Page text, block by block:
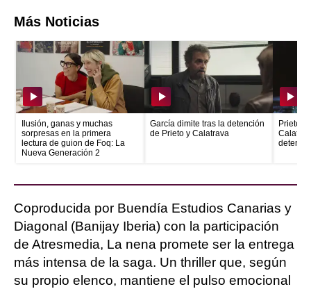
Más Noticias
Ilusión, ganas y muchas
sorpresas en la primera
lectura de guion de Foq: La
Nueva Generación 2
García dimite tras la detención
de Prieto y Calatrava
Prieto
Coproducida por Buendía Estudios Canarias y
Diagonal (Banijay Iberia) con la participación
de Atresmedia, La nena promete ser la entrega
más intensa de la saga. Un thriller que, según
su propio elenco, mantiene el pulso emocional